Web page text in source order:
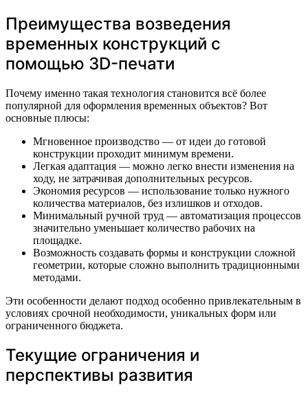
Преимущества возведения
временных конструкций с
помощью 3D-печати
Почему именно такая технология становится всё более
популярной для оформления временных объектов? Вот
основные плюсы:
Мгновенное производство — от идеи до готовой
конструкции проходит минимум времени.
Легкая адаптация — можно легко внести изменения на
ходу, не затрачивая дополнительных ресурсов.
Экономия ресурсов — использование только нужного
количества материалов, без излишков и отходов.
Минимальный ручной труд — автоматизация процессов
значительно уменьшает количество рабочих на
площадке.
Возможность создавать формы и конструкции сложной
геометрии, которые сложно выполнить традиционными
методами.
Эти особенности делают подход особенно привлекательным в
условиях срочной необходимости, уникальных форм или
ограниченного бюджета.
Текущие ограничения и
перспективы развития